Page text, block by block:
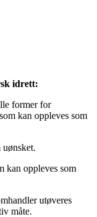
idrett:
former for
kan oppleves som
kan oppleves som
utøveres
måte.